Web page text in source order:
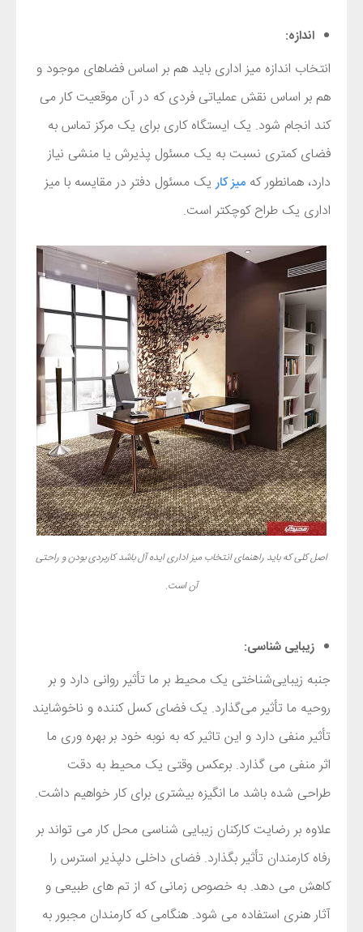
اندازه:
انتخاب اندازه میز اداری باید هم بر اساس فضاهای موجود و
هم بر اساس نقش عملیاتی فردی که در آن موقعیت کار می
کند انجام شود. یک ایستگاه کاری برای یک مرکز تماس به
فضای کمتری نسبت به یک مسئول پذیرش یا منشی نیاز
دارد، همانطور که میز کاریک مسئول دفتر در مقایسه با میز
اداری یک طراح کوچکتر است.
اصل کلی که باید راهنمای انتخاب میز اداری ایده آل باشد کاربردی بودن و راحتی
آن است.
زیبایی شناسی:
جنبه زیبایی‌شناختی یک محیط بر ما تأثیر روانی دارد و بر
روحیه ما تأثیر می‌گذارد. یک فضای کسل کننده و ناخوشایند
تأثیر منفی دارد و این تاثیر که به نوبه خود بر بهره وری ما
اثر منفی می گذارد. برعکس وقتی یک محیط به دقت
طراحی شده باشد ما انگیزه بیشتری برای کار خواهیم داشت.
علاوه بر رضایت کارکنان زیبایی شناسی محل کار می تواند بر
رفاه کارمندان تأثیر بگذارد. فضای داخلی دلپذیر استرس را
کاهش می دهد. به خصوص زمانی که از تم های طبیعی و
آثار هنری استفاده می شود. هنگامی که کارمندان مجبور به